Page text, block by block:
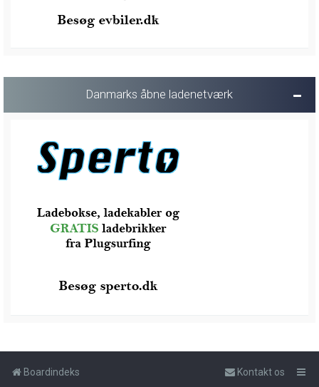
Danmarks åbne ladenetværk
Boardindeks Kontakt os